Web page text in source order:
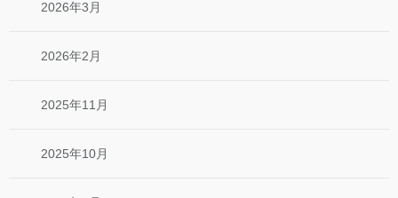
2026年3月
2026年2月
2025年11月
2025年10月